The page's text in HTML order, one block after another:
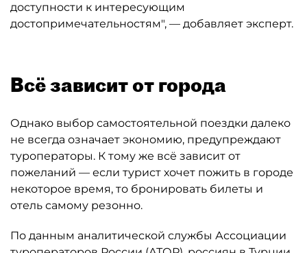
доступности к интересующим
достопримечательностям", — добавляет эксперт.
Всё зависит от города
Однако выбор самостоятельной поездки далеко
не всегда означает экономию, предупреждают
туроператоры. К тому же всё зависит от
пожеланий — если турист хочет пожить в городе
некоторое время, то бронировать билеты и
отель самому резонно.
По данным аналитической службы Ассоциации